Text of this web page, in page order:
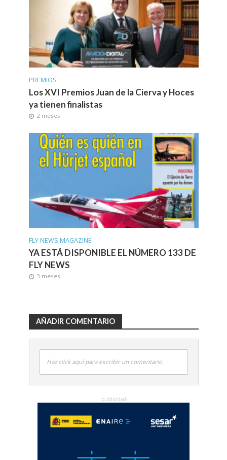
PREMIOS
Los XVI Premios Juan de la Cierva y Hoces
ya tienen finalistas
2 meses
FLY NEWS MAGAZINE
YA ESTÁ DISPONIBLE EL NÚMERO 133 DE
FLY NEWS
3 meses
AÑADIR COMENTARIO
Haz click aquí para escribir un comentario